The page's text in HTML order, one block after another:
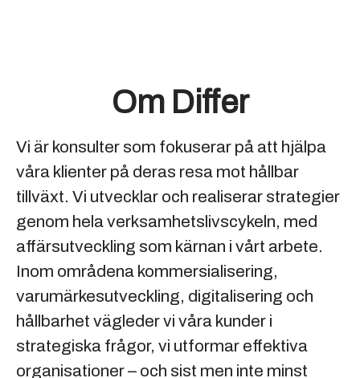
Om Differ
Vi är konsulter som fokuserar på att hjälpa
våra klienter på deras resa mot hållbar
tillväxt. Vi utvecklar och realiserar strategier
genom hela verksamhetslivscykeln, med
affärsutveckling som kärnan i vårt arbete.
Inom områdena kommersialisering,
varumärkesutveckling, digitalisering och
hållbarhet vägleder vi våra kunder i
strategiska frågor, vi utformar effektiva
organisationer – och sist men inte minst